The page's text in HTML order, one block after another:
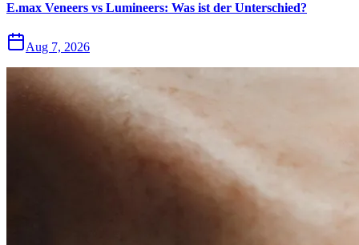
E.max Veneers vs Lumineers: Was ist der Unterschied?
Aug 7, 2026